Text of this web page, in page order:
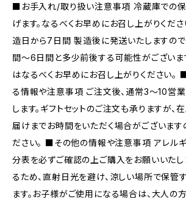
■お手入れ/取り扱い注意事項 冷蔵庫での
げます。なるべくお早めにお召し上がりくだ
造日から7日間 製造後に発送いたしますので
間〜6日間と多少前後する可能性がございま
はなるべくお早めにお召し上がりください。
る情報や注意事項 ご注文後、通常3〜10営
します。ギフトセットのご注文も承りますが、
届けまでお時間をいただく場合がございます
ださい。 ■その他の情報や注意事項 アレル
分表を必ずご確認の上ご購入をお願いいたし
るため、直射日光を避け、涼しい場所で保管
ます。お子様がご使用になる場合は、大人の